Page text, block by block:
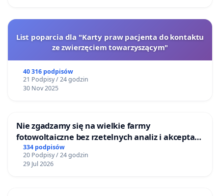
List poparcia dla "Karty praw pacjenta do kontaktu
ze zwierzęciem towarzyszącym"
40 316 podpisów
21 Podpisy / 24 godzin
30 Nov 2025
Nie zgadzamy się na wielkie farmy
fotowoltaiczne bez rzetelnych analiz i akceptacji
mieszkańców
334 podpisów
20 Podpisy / 24 godzin
29 Jul 2026